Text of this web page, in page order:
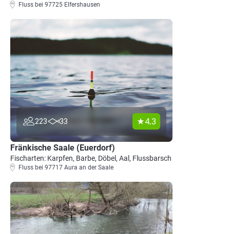
Fluss bei 97725 Elfershausen
223 33 4.3
Fränkische Saale (Euerdorf)
Fischarten: Karpfen, Barbe, Döbel, Aal, Flussbarsch
Fluss bei 97717 Aura an der Saale